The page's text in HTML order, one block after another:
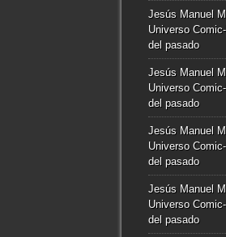
Jesús Manuel
Universo
del pasado
Jesús Manuel
Universo
del pasado
Jesús Manuel
Universo
del pasado
Jesús Manuel
Universo
del pasado